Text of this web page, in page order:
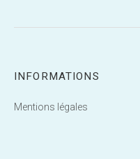
INFORMATIONS
Mentions légales